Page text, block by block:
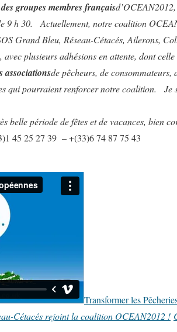
groupes membres français
9 h 30.
Actuellement, notre coalition
Grand Bleu, Réseau-Cétacés, Ailerons,
plusieurs adhésions en attente, dont
associationsde pêcheurs, de consommateurs,
qui pourraient renforcer notre coalition.
Je
belle période de fêtes et de vacances, bien
45 25 27 39 – +(33)6 74 87 75 43
Transformer les
Cétacés rejoint la coalition OCEAN2012 !